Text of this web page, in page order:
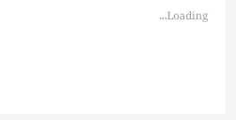
Loading...